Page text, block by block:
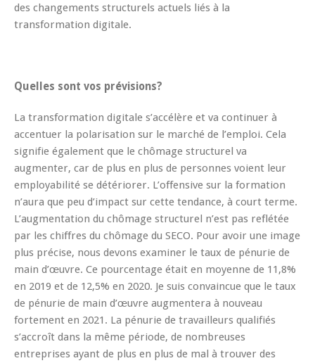
des changements structurels actuels liés à la
transformation digitale.
Quelles sont vos prévisions?
La transformation digitale s’accélère et va continuer à
accentuer la polarisation sur le marché de l’emploi. Cela
signifie également que le chômage structurel va
augmenter, car de plus en plus de personnes voient leur
employabilité se détériorer. L’offensive sur la formation
n’aura que peu d’impact sur cette tendance, à court terme.
L’augmentation du chômage structurel n’est pas reflétée
par les chiffres du chômage du SECO. Pour avoir une image
plus précise, nous devons examiner le taux de pénurie de
main d’œuvre. Ce pourcentage était en moyenne de 11,8%
en 2019 et de 12,5% en 2020. Je suis convaincue que le taux
de pénurie de main d’œuvre augmentera à nouveau
fortement en 2021. La pénurie de travailleurs qualifiés
s’accroît dans la même période, de nombreuses
entreprises ayant de plus en plus de mal à trouver des